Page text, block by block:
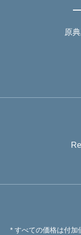
原
* すべての価格は付加